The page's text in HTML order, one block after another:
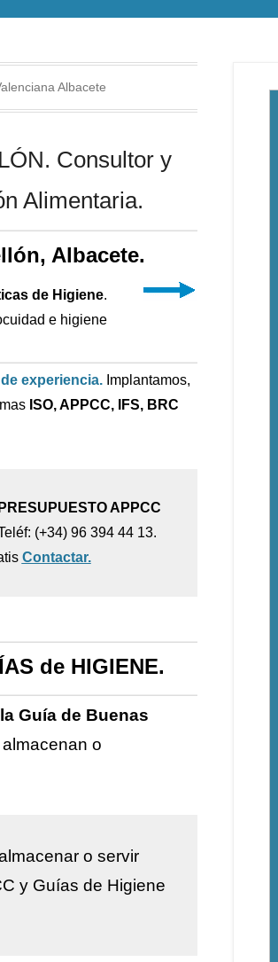
Albacete
Consultor y
Alimentaria.
Albacete.
de Higiene.
e higiene
experiencia. Implantamos,
ISO, APPCC, IFS, BRC
PRESUPUESTO APPCC
(+34) 96 394 44 13.
Contactar.
de HIGIENE.
Guía de Buenas
o
o servir
y Guías de Higiene